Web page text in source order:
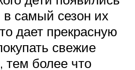
в самый сезон их
дает прекрасную
свежие
более что